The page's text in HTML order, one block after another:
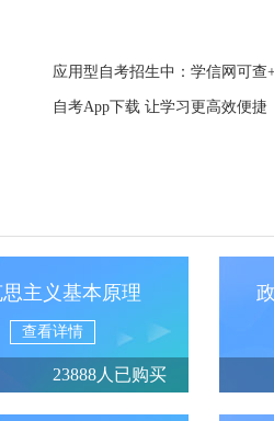
应用型自考招生中：学信网可查
自考App下载 让学习更高效便捷
主义基本原理
查看详情
23888人已购买